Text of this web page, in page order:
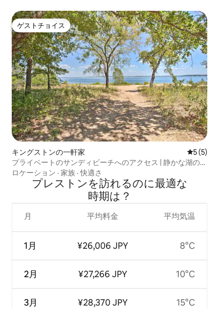
ゲストチョイス
ゲストチョイス
キングストンの一軒家 レビュー
5 (5)
プライベートのサンディビーチへのアクセス | 静かな湖の隠
れ家
ロケーション · 家族 ·快適さ
プレストンを訪⁠れ⁠るの⁠に最⁠適⁠な
時⁠期⁠は⁠？
月
1月
2月
3月
平均料金
¥26,006 JPY
¥27,266 JPY
¥28,370 JPY
平均気温
8°C
10°C
15°C